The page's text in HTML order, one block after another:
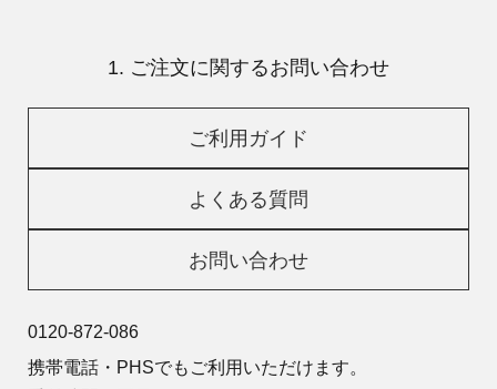
1. ご注文に関するお問い合わせ
ご利用ガイド
よくある質問
お問い合わせ
0120-872-086
携帯電話・PHSでもご利用いただけます。